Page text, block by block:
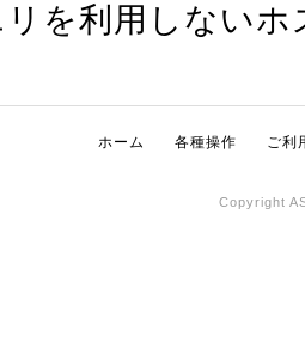
を利用しない
ホーム 各種操作 ご利
Copyright